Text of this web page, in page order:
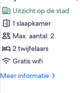
(Plaza)
voor
in
Japanse
stijl
met
2
Uitzicht op de stad
1 slaapkamer
Max. aantal: 2
2 twijfelaars
Gratis wifi
Meer informatie
Meer